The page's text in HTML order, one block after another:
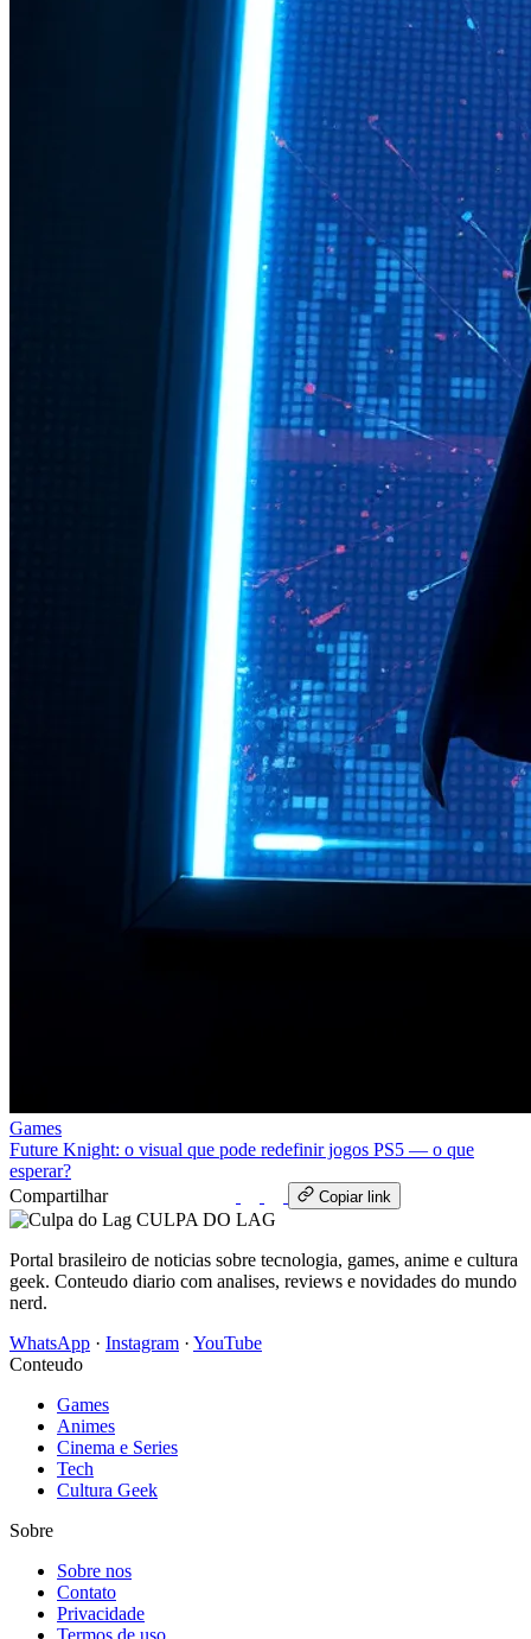
Games
Future Knight: o visual que pode redefinir jogos PS5 — o que
esperar?
Compartilhar
Copiar link
CULPA DO LAG
Portal brasileiro de noticias sobre tecnologia, games, anime e cultura
geek. Conteudo diario com analises, reviews e novidades do mundo
nerd.
WhatsApp · Instagram · YouTube
Conteudo
Games
Animes
Cinema e Series
Tech
Cultura Geek
Sobre
Sobre nos
Contato
Privacidade
Termos de uso